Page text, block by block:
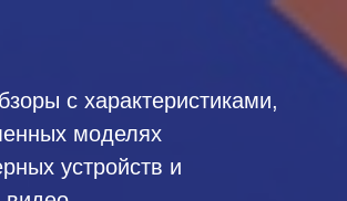
с характеристиками,
моделях
устройств и